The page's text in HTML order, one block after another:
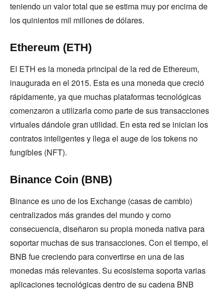
teniendo un valor total que se estima muy por encima de
los quinientos mil millones de dólares.
Ethereum (ETH)
El ETH es la moneda principal de la red de Ethereum,
inaugurada en el 2015. Esta es una moneda que creció
rápidamente, ya que muchas plataformas tecnológicas
comenzaron a utilizarla como parte de sus transacciones
virtuales dándole gran utilidad. En esta red se inician los
contratos inteligentes y llega el auge de los tokens no
fungibles (NFT).
Binance Coin (BNB)
Binance es uno de los Exchange (casas de cambio)
centralizados más grandes del mundo y como
consecuencia, diseñaron su propia moneda nativa para
soportar muchas de sus transacciones. Con el tiempo, el
BNB fue creciendo para convertirse en una de las
monedas más relevantes. Su ecosistema soporta varias
aplicaciones tecnológicas dentro de su cadena BNB